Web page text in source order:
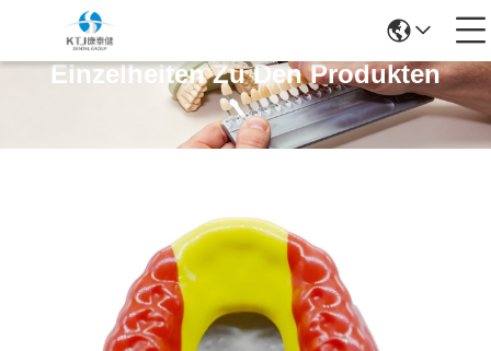
Einzelheiten Zu Den Produkten